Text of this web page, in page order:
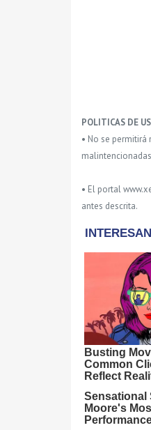
POLITICAS DE
• No se
• El portal
antes descrita.